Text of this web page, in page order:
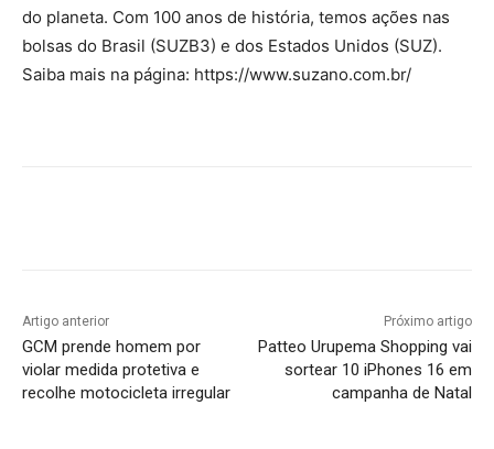
do planeta. Com 100 anos de história, temos ações nas
bolsas do Brasil (SUZB3) e dos Estados Unidos (SUZ).
Saiba mais na página: https://www.suzano.com.br/
Artigo anterior
GCM prende homem por
violar medida protetiva e
recolhe motocicleta irregular
Próximo artigo
Patteo Urupema Shopping vai
sortear 10 iPhones 16 em
campanha de Natal